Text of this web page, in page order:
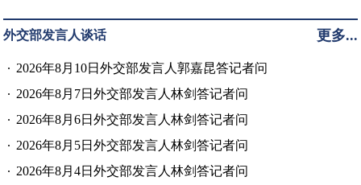
外交部发言人谈话 更多...
2026年8月10日外交部发言人郭嘉昆答记者问
2026年8月7日外交部发言人林剑答记者问
2026年8月6日外交部发言人林剑答记者问
2026年8月5日外交部发言人林剑答记者问
2026年8月4日外交部发言人林剑答记者问